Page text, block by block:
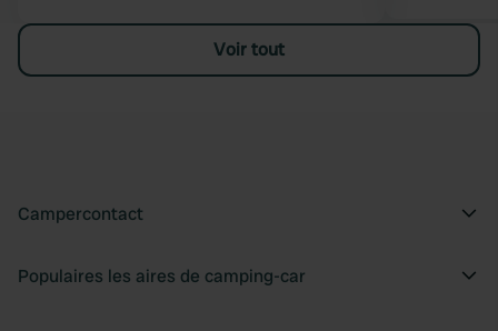
Voir tout
Campercontact
Populaires les aires de camping-car